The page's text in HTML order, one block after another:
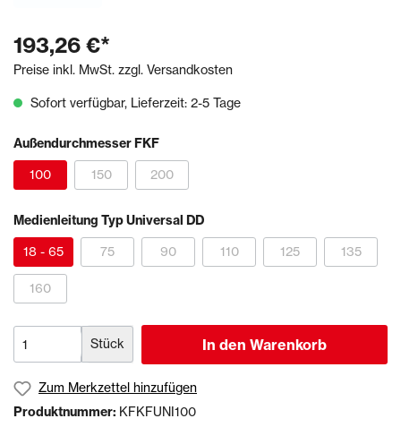
193,26 €*
Preise inkl. MwSt. zzgl. Versandkosten
Sofort verfügbar, Lieferzeit: 2-5 Tage
Außendurchmesser FKF
100
150 200
Medienleitung Typ Universal DD
18 - 65
75 90 110 125 135
160
Stück In den Warenkorb
Zum Merkzettel hinzufügen
Produktnummer: KFKFUNI100